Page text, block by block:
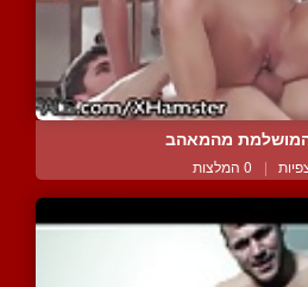
מהמאהב
| 0 המלצות